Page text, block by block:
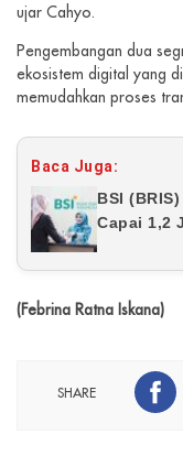
ujar Cahyo.
Pengembangan dua
ekosistem digital yang
memudahkan proses
Baca Juga:
BSI
Capai 1,2
(Febrina Ratna Iskana)
SHARE